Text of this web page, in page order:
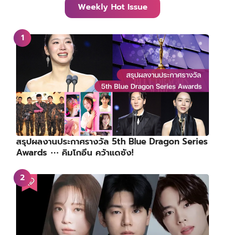
Weekly Hot Issue
สรุปผลงานประกาศรางวัล 5th Blue Dragon Series
Awards ⋯ คิมโกอึน คว้าแดซัง!